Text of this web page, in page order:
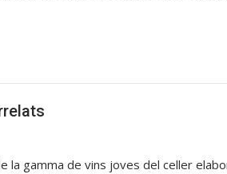
la gamma de vins joves del celler